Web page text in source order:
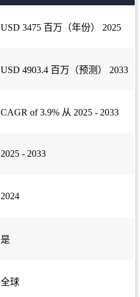
USD 3475 百万（年份） 2025
USD 4903.4 百万（预测） 2033
CAGR of 3.9% 从 2025 - 2033
2025 - 2033
2024
是
全球